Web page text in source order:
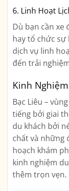
6. Linh Hoạt
Dù bạn cần xe
hay tổ chức sự
dịch vụ linh
đến trải
Kinh
Bạc Liêu –
tiếng bởi giai
du khách bởi
chất và những
hoạch khám
kinh nghiệm
thêm trọn vẹn.